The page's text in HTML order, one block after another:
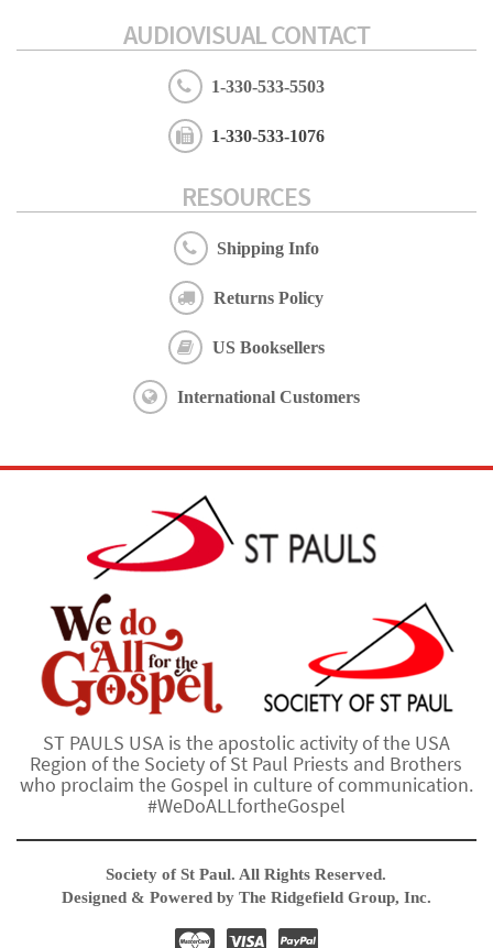
AUDIOVISUAL CONTACT
1-330-533-5503
1-330-533-1076
RESOURCES
Shipping Info
Returns Policy
US Booksellers
International Customers
ST PAULS USA is the apostolic activity of the USA
Region of the Society of St Paul Priests and Brothers
who proclaim the Gospel in culture of communication.
#WeDoALLfortheGospel
Society of St Paul. All Rights Reserved.
Designed & Powered by The Ridgefield Group, Inc.